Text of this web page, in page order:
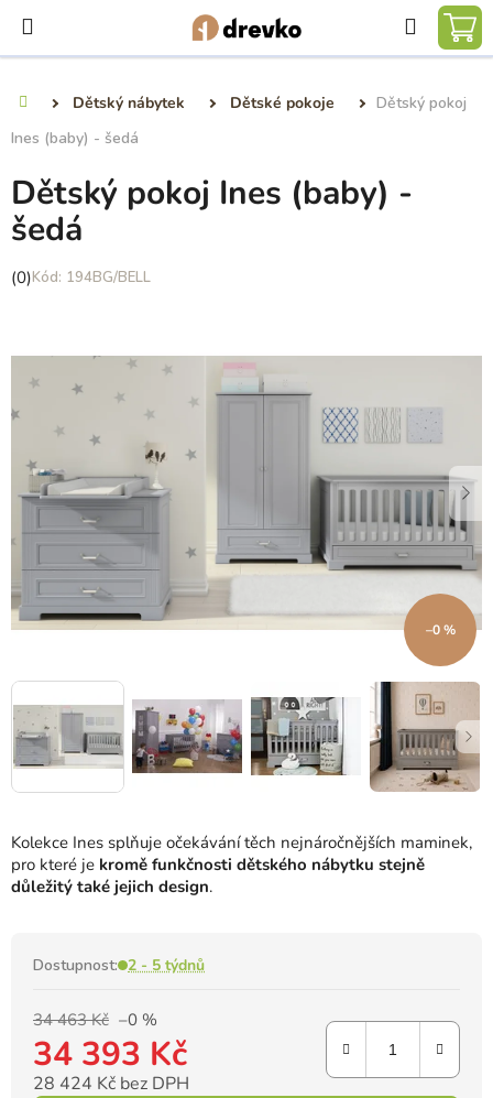
obsah
Hledat
Dětský nábytek Dětské pokoje
Dětský pokoj
Ines (baby) - šedá
Kolekce Ines splňuje očekávání těch nejnáročnějších maminek,
pro které je kromě funkčnosti dětského nábytku stejně
důležitý také jejich design.
Dostupnost: 2 - 5 týdnů
34 463 Kč –0 %
34 393 Kč
28 424 Kč bez DPH
Dětský pokoj Ines (baby) -
šedá
Průměrné
5
hvězdiček.
(0) 194BG/BELL
–0 %